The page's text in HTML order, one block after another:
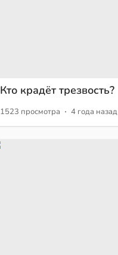
Кто крадёт трезвость?
1523 просмотра · 4 года назад